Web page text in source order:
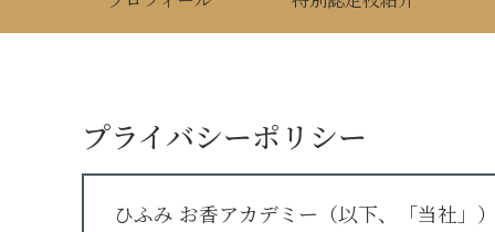
プライバシーポリシー
ひふみ お香アカデミー（以下、「当社」